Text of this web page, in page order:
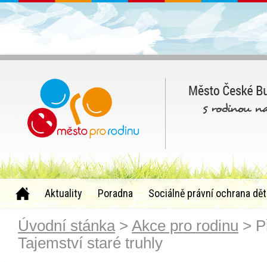
Aktuality Poradna Sociálně právní ochrana
Úvodní stánka> Akce pro rodinu >
Tajemství staré truhly